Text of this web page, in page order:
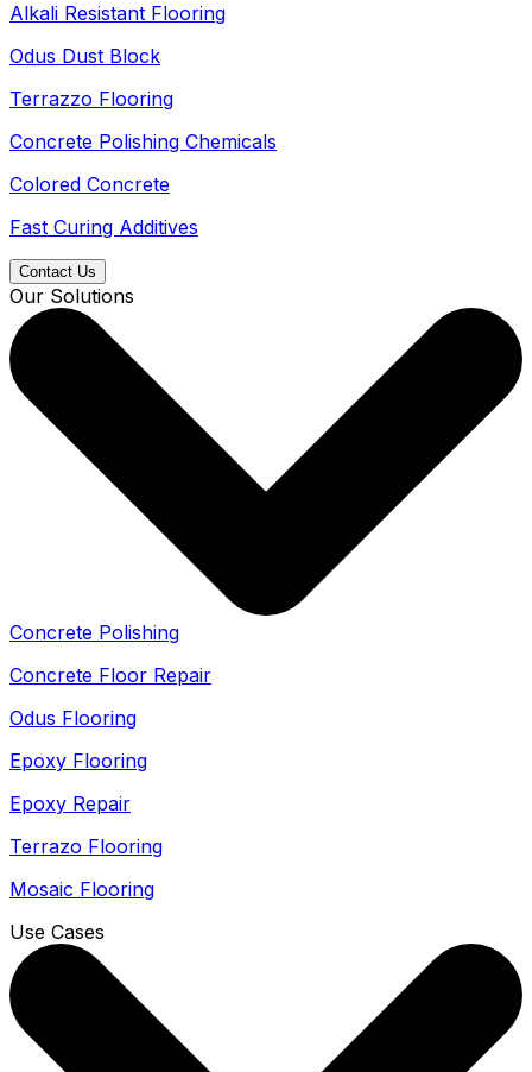
Alkali Resistant Flooring
Odus Dust Block
Terrazzo Flooring
Concrete Polishing Chemicals
Colored Concrete
Fast Curing Additives
Contact Us
Our Solutions
Concrete Polishing
Concrete Floor Repair
Odus Flooring
Epoxy Flooring
Epoxy Repair
Terrazo Flooring
Mosaic Flooring
Use Cases